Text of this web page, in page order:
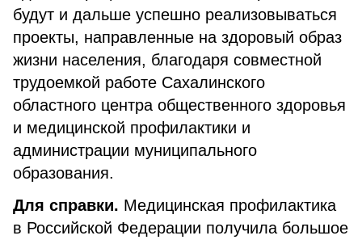
будут и дальше успешно реализовываться
проекты, направленные на здоровый образ
жизни населения, благодаря совместной
трудоемкой работе Сахалинского
областного центра общественного здоровья
и медицинской профилактики и
администрации муниципального
образования.
Для справки. Медицинская профилактика
в Российской Федерации получила большое